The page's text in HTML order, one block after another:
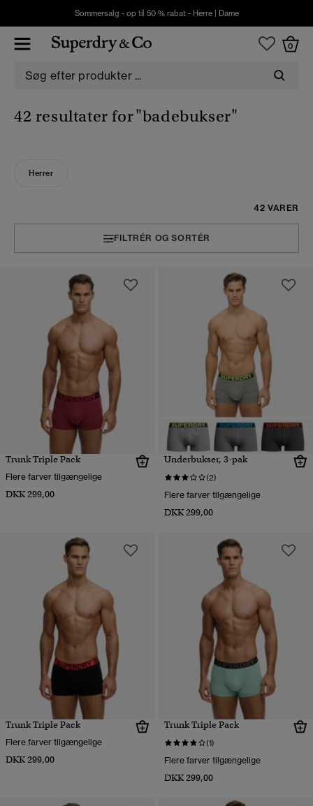
Sommersalg - op til 50 % rabat - Herre| Dame
0
42 resultater for"badebukser"
Herrer
42 VARER
FILTRÉR OG SORTÉR
Trunk Triple Pack
Flere farver tilgængelige
DKK 299,00
Underbukser, 3-pak
(2)
Flere farver tilgængelige
DKK 299,00
Trunk Triple Pack
Flere farver tilgængelige
DKK 299,00
Trunk Triple Pack
(1)
Flere farver tilgængelige
DKK 299,00